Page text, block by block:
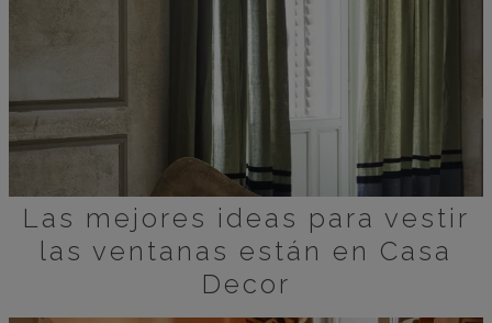
Las mejores ideas para vestir
las ventanas están en Casa
Decor